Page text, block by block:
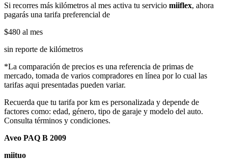
Si recorres más kilómetros al mes activa tu servicio miiflex, ahora
pagarás una tarifa preferencial de
$480 al mes
sin reporte de kilómetros
*La comparación de precios es una referencia de primas de
mercado, tomada de varios compradores en línea por lo cual las
tarifas aqui presentadas pueden variar.
Recuerda que tu tarifa por km es personalizada y depende de
factores como: edad, género, tipo de garaje y modelo del auto.
Consulta términos y condiciones.
Aveo PAQ B 2009
miituo